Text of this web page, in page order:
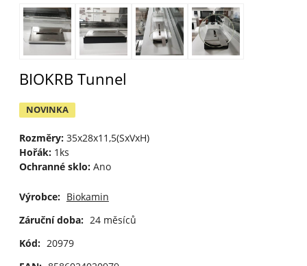
BIOKRB Tunnel
NOVINKA
Rozměry:35x28x11,5(SxVxH)
Hořák:1ks
Ochranné sklo:Ano
Výrobce: Biokamin
Záruční doba: 24 měsíců
Kód: 20979